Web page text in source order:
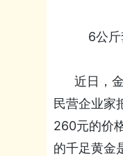
6公斤套
近日，金
民营企业家
260元的价
的千足黄金